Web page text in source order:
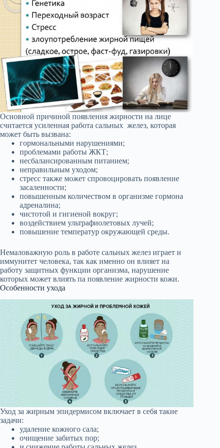
Основной причиной появления жирности на лице
считается усиленная работа сальных желез, которая
может быть вызвана:
гормональными нарушениями;
проблемами работы ЖКТ;
несбалансированным питанием;
неправильным уходом;
стресс также может спровоцировать появление
засаленности;
повышенным количеством в организме гормона
адреналина;
чистотой и гигиеной вокруг;
воздействием ультрафиолетовых лучей;
повышение температур окружающей среды.
Немаловажную роль в работе сальных желез играет и
иммунитет человека, так как именно он влияет на
работу защитных функции организма, нарушение
которых может влиять па появление жирности кожи.
Особенности ухода
Уход за жирным эпидермисом включает в себя такие
задачи:
удаление кожного сала;
очищение забитых пор;